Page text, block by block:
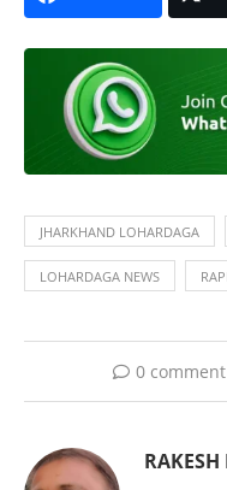
JHARKHAND LOHARDAGA
LOHARDAGA NEWS
0 comment